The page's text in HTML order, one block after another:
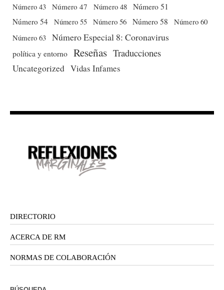
Número 43 Número 47 Número 48 Número 51
Número 54 Número 55 Número 56 Número 58
Número 60
Número 63 Número Especial 8: Coronavirus
política y entorno Reseñas Traducciones
Uncategorized Vidas Infames
DIRECTORIO
ACERCA DE RM
NORMAS DE COLABORACIÓN